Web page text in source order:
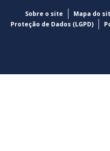
Sobre o site Mapa do
Proteção de Dados (LGPD)